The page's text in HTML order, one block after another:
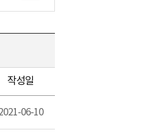
작성일
06-10